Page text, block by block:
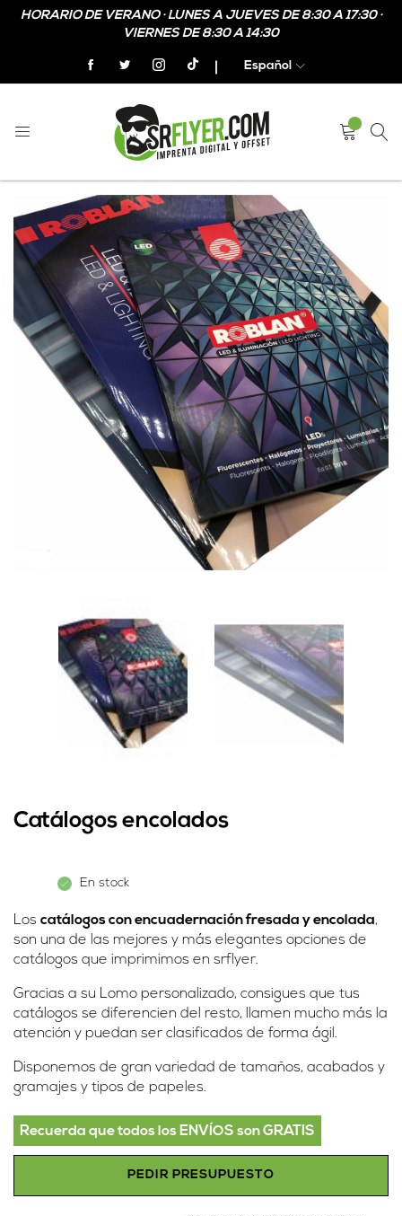
HORARIO DE VERANO · LUNES A JUEVES DE 8:30 A 17:30 ·
VIERNES DE 8:30 A 14:30
Español
Home Catálogos encolados
to
the
end
images
gallery
to
the
beginning
images
gallery
Catálogos encolados
En stock
Los catálogos con encuadernación fresada y encolada,
son una de las mejores y más elegantes opciones de
catálogos que imprimimos en srflyer.
Gracias a su Lomo personalizado, consigues que tus
catálogos se diferencien del resto, llamen mucho más la
atención y puedan ser clasificados de forma ágil.
Disponemos de gran variedad de tamaños, acabados y
gramajes y tipos de papeles.
Recuerda que todos los ENVÍOS son GRATIS
PEDIR PRESUPUESTO